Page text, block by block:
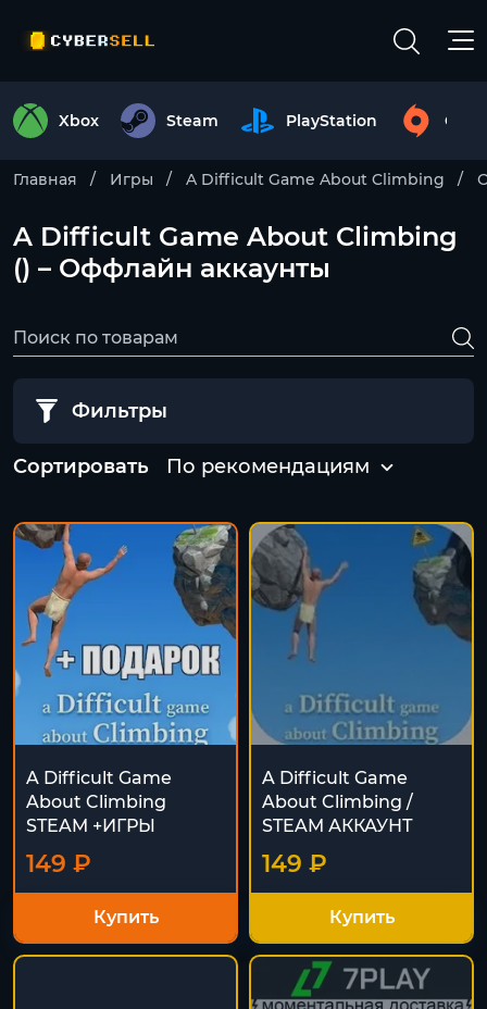
Xbox Steam PlayStation
Главная Игры A Difficult Game About Climbing
A Difficult Game About Climbing
() – Оффлайн аккаунты
Фильтры
Сортировать По рекомендациям
A Difficult Game
About Climbing
STEAM +ИГРЫ
149 ₽
Купить
A Difficult Game
About Climbing /
STEAM АККАУНТ
149 ₽
Купить